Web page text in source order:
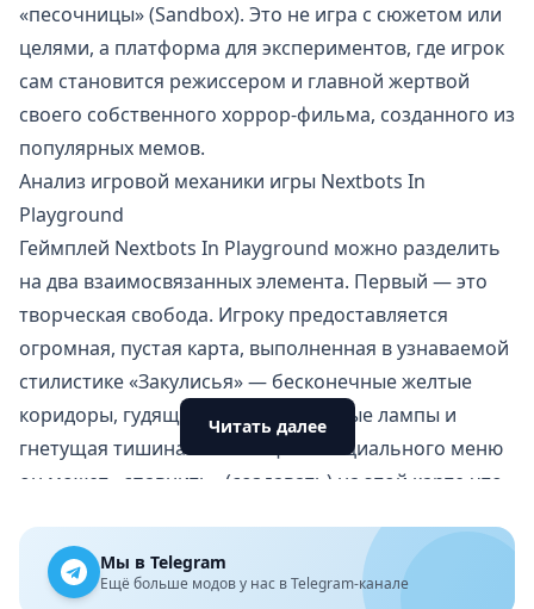
«песочницы» (Sandbox). Это не игра с сюжетом или
целями, а платформа для экспериментов, где игрок
сам становится режиссером и главной жертвой
своего собственного хоррор-фильма, созданного из
популярных мемов.
Анализ игровой механики игры Nextbots In
Playground
Геймплей Nextbots In Playground можно разделить
на два взаимосвязанных элемента. Первый — это
творческая свобода. Игроку предоставляется
огромная, пустая карта, выполненная в узнаваемой
стилистике «Закулисья» — бесконечные желтые
коридоры, гудящие люминесцентные лампы и
гнетущая тишина. С помощью специального меню
он может «спавнить» (создавать) на этой карте что
строительных блоков до самого главного — врагов.
Второй элемент — это выживание. Врагами здесь
Читать далее
Мы в Telegram
Ещё больше модов у нас в Telegram-канале